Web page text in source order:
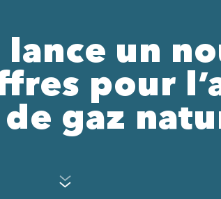
lance un
pour
gaz